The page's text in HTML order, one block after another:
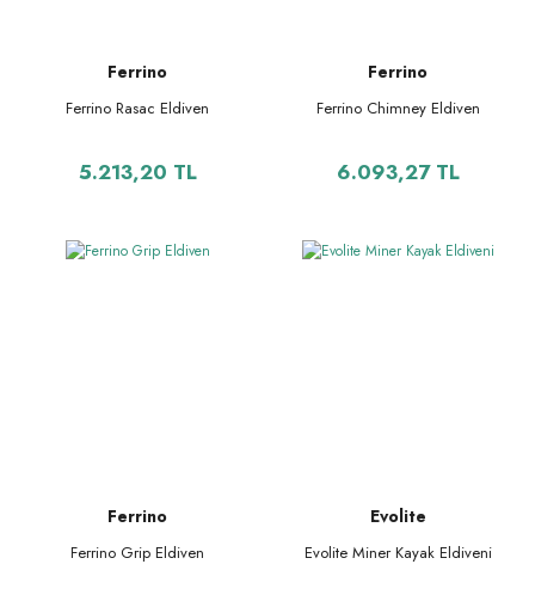
Ferrino
Ferrino Rasac Eldiven
5.213,20 TL
Ferrino
Ferrino Chimney Eldiven
6.093,27 TL
Ferrino
Ferrino Grip Eldiven
Evolite
Evolite Miner Kayak Eldiveni